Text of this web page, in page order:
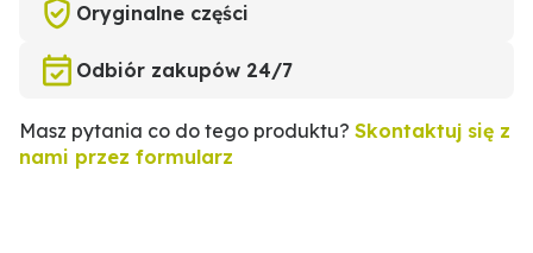
Oryginalne części
Odbiór zakupów 24/7
Masz pytania co do tego produktu? Skontaktuj się z
nami przez formularz